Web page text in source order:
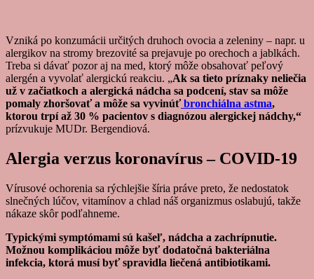
Vzniká po konzumácii určitých druhoch ovocia a zeleniny – napr. u
alergikov na stromy brezovité sa prejavuje po orechoch a jablkách.
Treba si dávať pozor aj na med, ktorý môže obsahovať peľový
alergén a vyvolať alergickú reakciu. „Ak sa tieto príznaky neliečia
už v začiatkoch a alergická nádcha sa podcení, stav sa môže
pomaly zhoršovať a môže sa vyvinúťbronchiálna astma,
ktorou trpí až 30 % pacientov s diagnózou alergickej nádchy,“
prízvukuje MUDr. Bergendiová.
Alergia verzus koronavírus – COVID-19
Vírusové ochorenia sa rýchlejšie šíria práve preto, že nedostatok
slnečných lúčov, vitamínov a chlad náš organizmus oslabujú, takže
nákaze skôr podľahneme.
Typickými symptómami sú kašeľ, nádcha a zachrípnutie.
Možnou komplikáciou môže byť dodatočná bakteriálna
infekcia, ktorá musí byť spravidla liečená antibiotikami.